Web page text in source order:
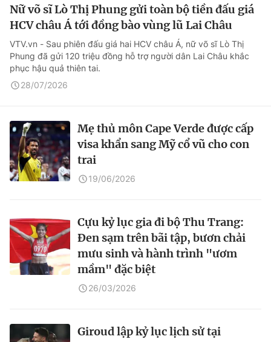
Nữ võ sĩ Lò Thị Phung gửi toàn bộ tiền đấu giá
HCV châu Á tới đồng bào vùng lũ Lai Châu
VTV.vn - Sau phiên đấu giá hai HCV châu Á, nữ võ sĩ Lò Thị
Phung đã gửi 120 triệu đồng hỗ trợ người dân Lai Châu khắc
phục hậu quả thiên tai.
28/07/2026
Mẹ thủ môn Cape Verde được cấp
visa khẩn sang Mỹ cổ vũ cho con
trai
19/06/2026
Cựu kỷ lục gia đi bộ Thu Trang:
Đen sạm trên bãi tập, bươn chải
mưu sinh và hành trình "ươm
mầm" đặc biệt
26/03/2026
Giroud lập kỷ lục lịch sử tại